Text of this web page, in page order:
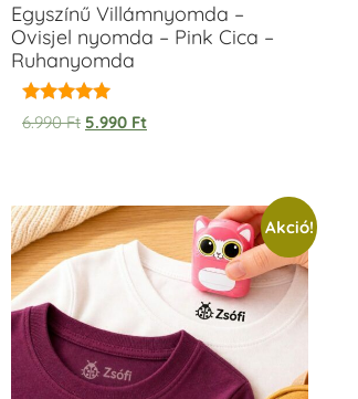
Egyszínű Villámnyomda –
Ovisjel nyomda – Pink Cica –
Ruhanyomda
Értékelés:
5.00
6.990Ft 5.990 Ft
Akció!